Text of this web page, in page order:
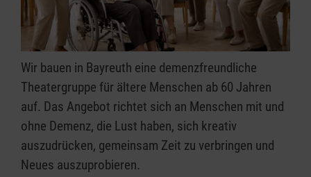
Wir bauen in Bayreuth eine demenzfreundliche
Theatergruppe für ältere Menschen ab 60 Jahren
auf. Das Angebot richtet sich an Menschen mit und
ohne Demenz, die Lust haben, sich kreativ
auszudrücken, gemeinsam Zeit zu verbringen und
Neues auszuprobieren.